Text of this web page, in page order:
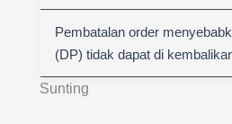
Sunting
Pembatalan order
(DP) tidak dapat di